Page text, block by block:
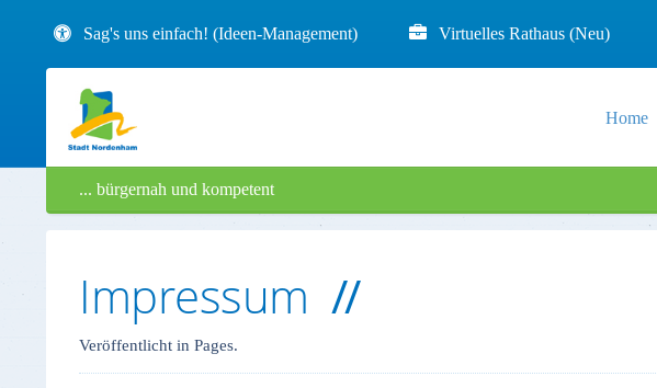
Sag's uns einfach! (Ideen-Management) Virtuelles Rathaus (Neu)
Home
... bürgernah und kompetent
Impressum
Veröffentlicht in Pages.